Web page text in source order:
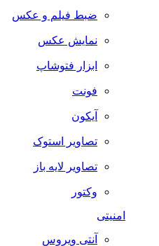
ضبط فيلم و عكس
نمایش عکس
ابزار فتوشاپ
فونت
آیکون
تصاویر استوک
تصاویر لایه باز
وکتور
امنیتی
آنتی ویروس